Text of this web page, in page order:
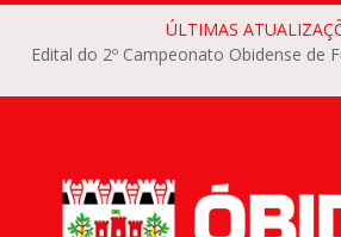
ÚLTIMAS
Edital do 2º Campeonato Obidense de